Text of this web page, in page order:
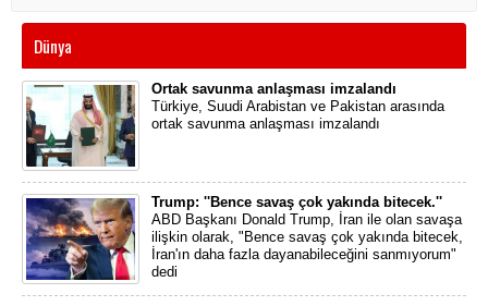
Dünya
Ortak savunma anlaşması imzalandı
Türkiye, Suudi Arabistan ve Pakistan arasında
ortak savunma anlaşması imzalandı
Trump: ''Bence savaş çok yakında bitecek.''
ABD Başkanı Donald Trump, İran ile olan savaşa
ilişkin olarak, "Bence savaş çok yakında bitecek,
İran'ın daha fazla dayanabileceğini sanmıyorum"
dedi